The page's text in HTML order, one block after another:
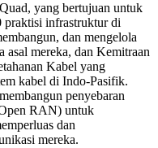
yang bertujuan untuk
praktisi infrastruktur di
dan mengelola
asal mereka, dan Kemitraan
Kabel yang
kabel di Indo-Pasifik.
penyebaran
RAN) untuk
dan
mereka.